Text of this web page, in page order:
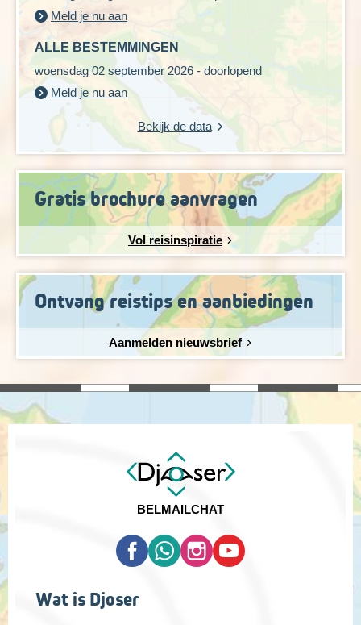
Lengte: ca. 14,5 km
Wandelduur: ± 4 uur (ex stops)
Hoogteverschil: ± 260 meter stijgen en 220 meter dalen
Zwaarte: 2 schoentjes
Ondergrond: gravelpad met wat lastige passages over
keien en een klein stukje strand
Meld je nu aan
ALLE BESTEMMINGEN
woensdag 02 september 2026 - doorlopend
Meld je nu aan
Bekijk de data
Gratis brochure aanvragen
Vol reisinspiratie
Ontvang reistips en aanbiedingen
Aanmelden nieuwsbrief
BELMAILCHAT
Wat is Djoser